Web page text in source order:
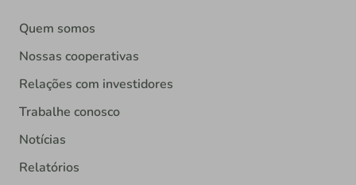
Quem somos
Nossas cooperativas
Relações com investidores
Trabalhe conosco
Notícias
Relatórios